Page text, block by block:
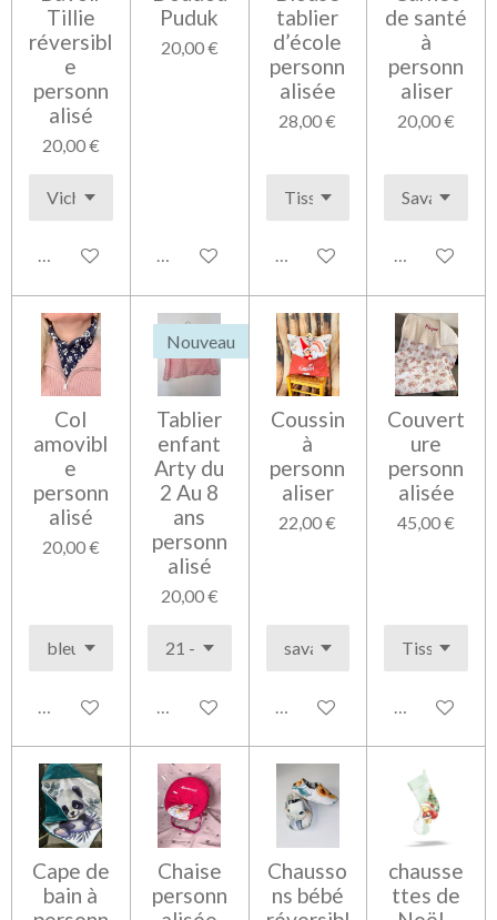
Tillie
réversibl
e
personn
alisé
20,00 €
Voir les détails
Puduk
20,00 €
Ajouter au panier
tablier
d’école
personn
alisée
28,00 €
Voir les détails
de santé
à
personn
aliser
20,00 €
Voir les
Col
amovibl
e
personn
alisé
20,00 €
Voir les détails
Nouveau
Tablier
enfant
Arty du
2 Au 8
ans
personn
alisé
20,00 €
Voir les détails
Coussin
à
personn
aliser
22,00 €
Voir les détails
Couvert
ure
personn
alisée
45,00 €
Voir les
Cape de
bain à
Chaise
personn
Chausso
ns bébé
chausse
ttes de